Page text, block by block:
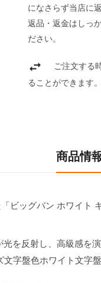
になさらず当店に
返品・返金はしっ
ださい。
ご注文する
ることができます
商品情
ビッグバン ホワイト
を反射し、高級感を
字盤色ホワイト文字